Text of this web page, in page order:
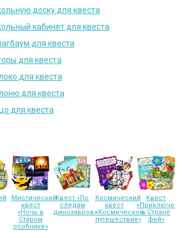
доску для квеста
кабинет для квеста
для квеста
для квеста
для квеста
для квеста
для квеста
Мистический
квест
«Ночь в
Старом
особняке»
Квест «По
следам
динозавров»
Космический
квест
«Космическое
путешествие»
Квест
в Стране
фей»